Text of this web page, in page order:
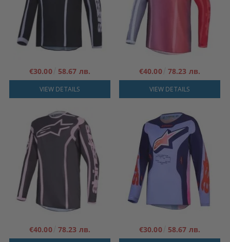
€30.00 58.67 лв.
VIEW DETAILS
€40.00 78.23 лв.
VIEW DETAILS
€40.00 78.23 лв. €30.00 58.67 лв.